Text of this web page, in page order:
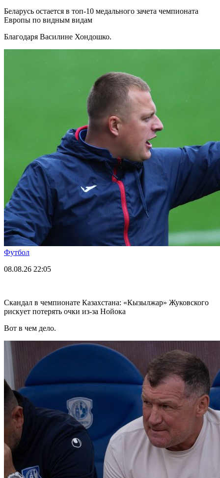
Беларусь остается в топ-10 медального зачета чемпионата
Европы по видным видам
Благодаря Василине Хондошко.
Футбол
08.08.26 22:05
Скандал в чемпионате Казахстана: «Кызылжар» Жуковского
рискует потерять очки из-за Нойока
Вот в чем дело.